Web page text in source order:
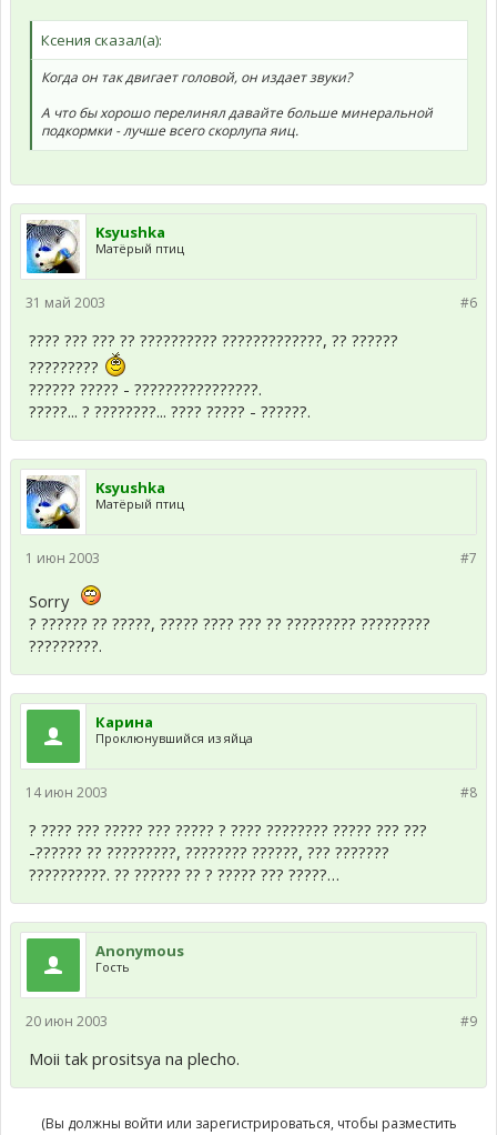
Ксения сказал(а):
Когда он так двигает головой, он издает звуки?
А что бы хорошо перелинял давайте больше минеральной
подкормки - лучше всего скорлупа яиц.
Ksyushka
Матёрый птиц
#6
31 май 2003
???? ??? ??? ?? ?????????? ?????????????, ?? ??????
?????????
?????? ????? - ????????????????.
?????... ? ????????... ???? ????? - ??????.
Ksyushka
Матёрый птиц
#7
1 июн 2003
Sorry
? ?????? ?? ?????, ????? ???? ??? ?? ????????? ?????????
?????????.
Карина
Проклюнувшийся из яйца
#8
14 июн 2003
? ???? ??? ????? ??? ????? ? ???? ???????? ????? ??? ???
-?????? ?? ?????????, ???????? ??????, ??? ???????
??????????. ?? ?????? ?? ? ????? ??? ?????…
Anonymous
Гость
#9
20 июн 2003
Moii tak prositsya na plecho.
(Вы должны войти или зарегистрироваться, чтобы разместить